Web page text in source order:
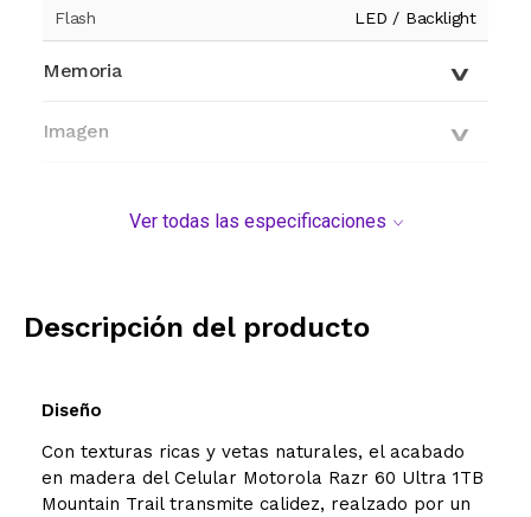
Flash LED / Backlight
Memoria
Imagen
Características generales
Modelo y origen
Ver todas las especificaciones
Descripción del producto
Diseño
Con texturas ricas y vetas naturales, el acabado
en madera del Celular Motorola Razr 60 Ultra 1TB
Mountain Trail transmite calidez, realzado por un